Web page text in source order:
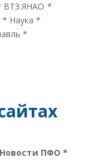
ВТЗ.ЯНАО *
* Наука *
*
Новости ПФО *